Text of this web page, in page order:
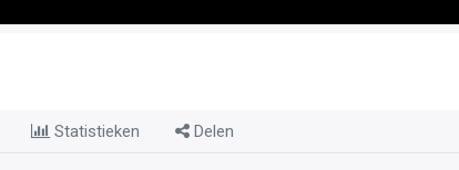
Statistieken Delen